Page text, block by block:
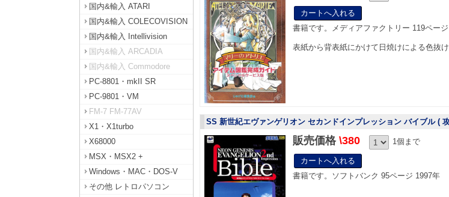
国内&輸入 ATARI
国内&輸入 COLECOVISION
国内&輸入 Intellivision
国内&輸入 ARCADIA
国内&輸入 Commodore
PC-8801・mkII SR
PC-9801・VM
FM-7 FM-77AV
X1・X1turbo
X68000
MSX・MSX2 +
Windows・MAC・DOS-V
その他 レトロパソコン
書籍です。メディアファクトリー 119ペー
表紙から背表紙にかけて日焼けによる色抜け
SS 新世紀エヴァンゲリオン セカンドインプレッション バイブル (
販売価格 \380 1個まで
書籍です。ソフトバンク 95ページ 1997年